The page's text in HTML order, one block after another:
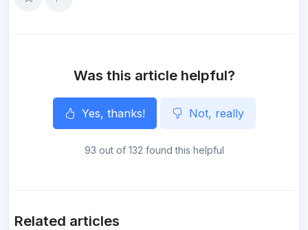
Was this article helpful?
Yes, thanks! Not, really
93 out of 132 found this helpful
Related articles